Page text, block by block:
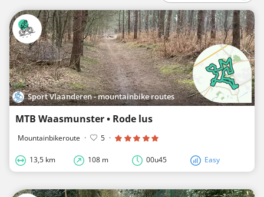
Sport Vlaanderen - mountainbike routes
MTB Waasmunster • Rode lus
Mountainbikeroute · 5 ·
13,5 km 108 m 00u45 Easy